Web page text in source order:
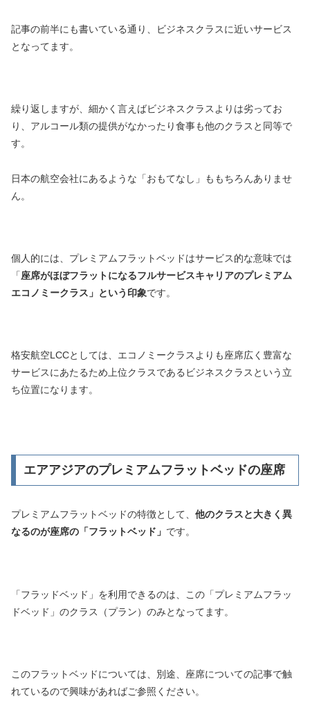
記事の前半にも書いている通り、ビジネスクラスに近いサービス
となってます。
繰り返しますが、細かく言えばビジネスクラスよりは劣ってお
り、アルコール類の提供がなかったり食事も他のクラスと同等で
す。
日本の航空会社にあるような「おもてなし」ももちろんありませ
ん。
個人的には、プレミアムフラットベッドはサービス的な意味では
「座席がほぼフラットになるフルサービスキャリアのプレミアム
エコノミークラス」という印象です。
格安航空LCCとしては、エコノミークラスよりも座席広く豊富な
サービスにあたるため上位クラスであるビジネスクラスという立
ち位置になります。
エアアジアのプレミアムフラットベッドの座席
プレミアムフラットベッドの特徴として、 他のクラスと大きく異
なるのが座席の「フラットベッド」 です。
「フラッドベッド」を利用できるのは、この「プレミアムフラッ
ドベッド」のクラス（プラン）のみとなってます。
このフラットベッドについては、別途、座席についての記事で触
れているので興味があればご参照ください。